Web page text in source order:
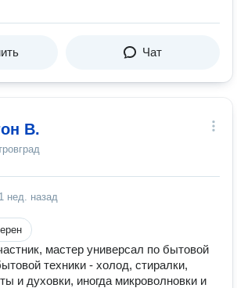
Чат
В.
1 нед. назад
мастер универсал по бытовой
техники - холод, стиралки,
и духовки, иногда микроволновки и